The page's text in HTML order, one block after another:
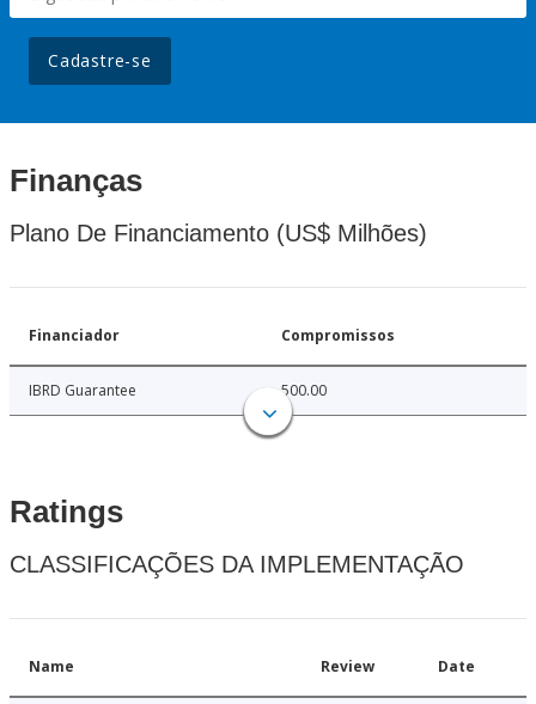
Cadastre-se
Finanças
Plano De Financiamento (US$ Milhões)
Financiador Compromissos
IBRD Guarantee 500.00
Ratings
CLASSIFICAÇÕES DA IMPLEMENTAÇÃO
Name Review Date